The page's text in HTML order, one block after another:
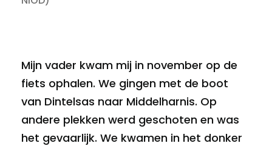
Mijn vader kwam mij in november op de
fiets ophalen. We gingen met de boot
van Dintelsas naar Middelharnis. Op
andere plekken werd geschoten en was
het gevaarlijk. We kwamen in het donker